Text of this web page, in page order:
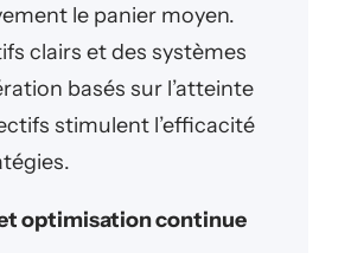
le panier moyen.
clairs et des systèmes
basés sur l’atteinte
stimulent l’efficacité
optimisation continue